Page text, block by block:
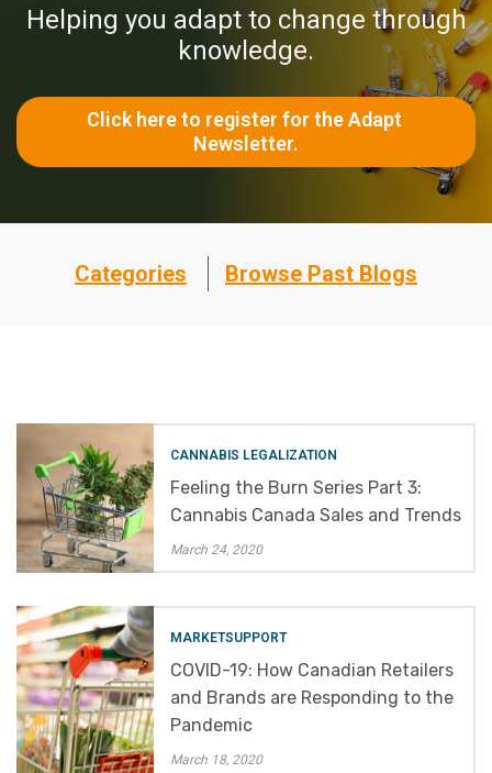
Helping you adapt to change through
knowledge.
Click here to register for the Adapt
Newsletter.
Categories Browse Past Blogs
CANNABIS LEGALIZATION
Feeling the Burn Series Part 3:
Cannabis Canada Sales and Trends
March 24, 2020
MARKETSUPPORT
COVID-19: How Canadian Retailers
and Brands are Responding to the
Pandemic
March 18, 2020